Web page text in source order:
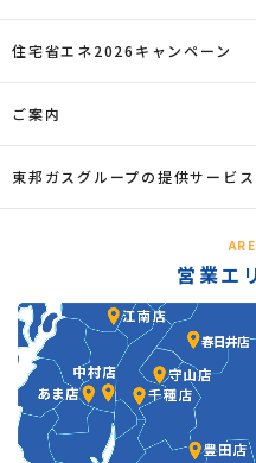
住宅省エネ2026キャンペーン
ご案内
東邦ガスグループの提供サービス
営業エ